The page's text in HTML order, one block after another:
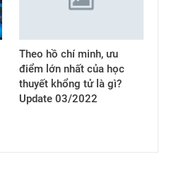
Theo hồ chí minh, ưu
điểm lớn nhất của học
thuyết khổng tử là gì?
Update 03/2022